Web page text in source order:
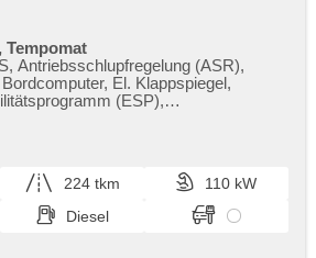
Tempomat
Antriebsschlupfregelung (ASR),
El. Klappspiegel,
(ESP),
einstellbare Sitze,
Dachscheibe, Autoradio,
4x4
224 tkm
110 kW
Diesel